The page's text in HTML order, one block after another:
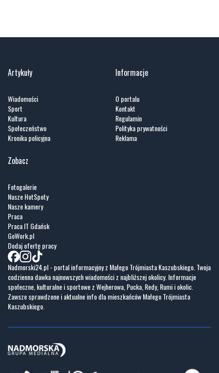
Artykuły
Wiadomości
Sport
Kultura
Społeczeństwo
Kronika policyjna
Informacje
O portalu
Kontakt
Regulamin
Polityka prywatności
Reklama
Zobacz
Fotogalerie
Nasze HotSpoty
Nasze kamery
Praca
Praca IT Gdańsk
GoWork.pl
Dodaj ofertę pracy
Nadmorski24.pl - portal informacyjny z Małego Trójmiasta Kaszubskiego. Twoja
codzienna dawka najnowszych wiadomości z najbliższej okolicy. Informacje
społeczne, kulturalne i sportowe z Wejherowa, Pucka, Redy, Rumi i okolic.
Zawsze sprawdzone i aktualne info dla mieszkańców Małego Trójmiasta
Kaszubskiego.